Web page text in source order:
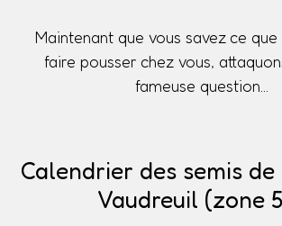
Maintenant que vous savez ce
faire pousser chez vous,
fameuse question...
Calendrier des semis
Vaudreuil (zone